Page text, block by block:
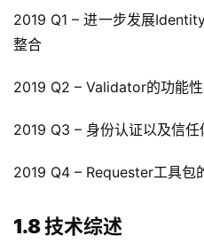
2019 Q1 – 进一步发展
整合
2019 Q2 – Validator的功能
2019 Q3 – 身份认证以及信
2019 Q4 – Requester工具包
1.8 技术综述